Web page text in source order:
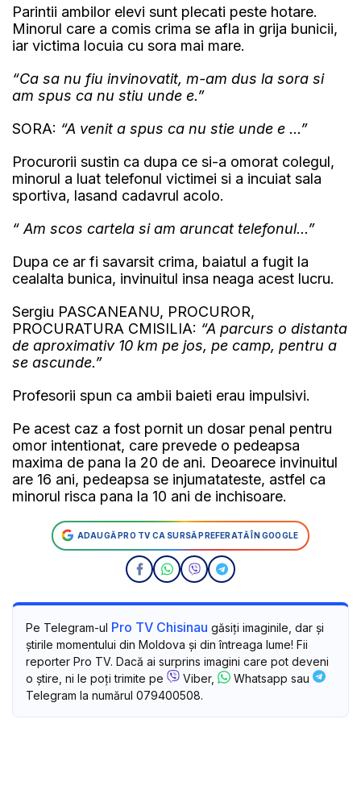
Parintii ambilor elevi sunt plecati peste hotare.
Minorul care a comis crima se afla in grija bunicii,
iar victima locuia cu sora mai mare.
“Ca sa nu fiu invinovatit, m-am dus la sora si
am spus ca nu stiu unde e.”
SORA: “A venit a spus ca nu stie unde e ...”
Procurorii sustin ca dupa ce si-a omorat colegul,
minorul a luat telefonul victimei si a incuiat sala
sportiva, lasand cadavrul acolo.
“ Am scos cartela si am aruncat telefonul...”
Dupa ce ar fi savarsit crima, baiatul a fugit la
cealalta bunica, invinuitul insa neaga acest lucru.
Sergiu PASCANEANU, PROCUROR,
PROCURATURA CMISILIA: “A parcurs o distanta
de aproximativ 10 km pe jos, pe camp, pentru a
se ascunde.”
Profesorii spun ca ambii baieti erau impulsivi.
Pe acest caz a fost pornit un dosar penal pentru
omor intentionat, care prevede o pedeapsa
maxima de pana la 20 de ani. Deoarece invinuitul
are 16 ani, pedeapsa se injumatateste, astfel ca
minorul risca pana la 10 ani de inchisoare.
ADAUGĂ PRO TV CA SURSĂ PREFERATĂ ÎN GOOGLE
Pe Telegram-ul Pro TV Chisinau găsiți imaginile, dar și
știrile momentului din Moldova și din întreaga lume! Fii
reporter Pro TV. Dacă ai surprins imagini care pot deveni
o știre, ni le poți trimite pe
Viber,
Whatsapp sau
Telegram la numărul 079400508.